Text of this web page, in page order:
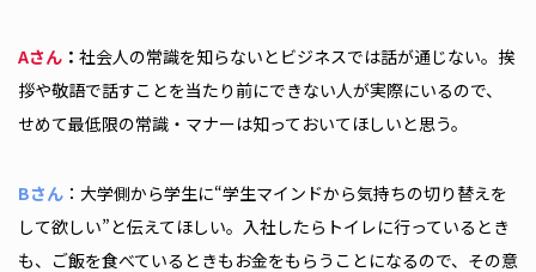
Aさん ： 社会人の常識を知らないとビジネスでは話が通じない。挨
拶や敬語で話すことを当たり前にできない人が実際にいるので、
せめて最低限の常識・マナーは知っておいてほしいと思う。
Bさん ：大学側から学生に“学生マインドから気持ちの切り替えを
して欲しい”と伝えてほしい。入社したらトイレに行っているとき
も、ご飯を食べているときもお金をもらうことになるので、その意